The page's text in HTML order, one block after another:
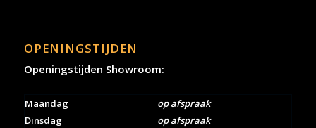
OPENINGSTIJDEN
Openingstijden Showroom:
Maandag
Dinsdag
op afspraak
op afspraak